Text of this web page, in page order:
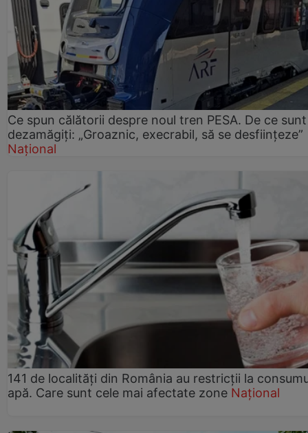
Ce spun călătorii despre noul tren PESA. De ce sunt
dezamăgiți: „Groaznic, execrabil, să se desființeze”
Național
141 de localități din România au restricții la
apă. Care sunt cele mai afectate zone Național